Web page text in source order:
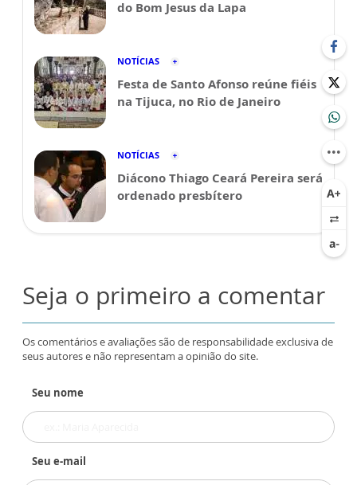
do Bom Jesus da Lapa
NOTÍCIAS
Festa de Santo Afonso reúne fiéis
na Tijuca, no Rio de Janeiro
NOTÍCIAS
Diácono Thiago Ceará Pereira será
ordenado presbítero
Seja o primeiro a comentar
Os comentários e avaliações são de responsabilidade exclusiva de
seus autores e não representam a opinião do site.
Seu nome
Seu e-mail